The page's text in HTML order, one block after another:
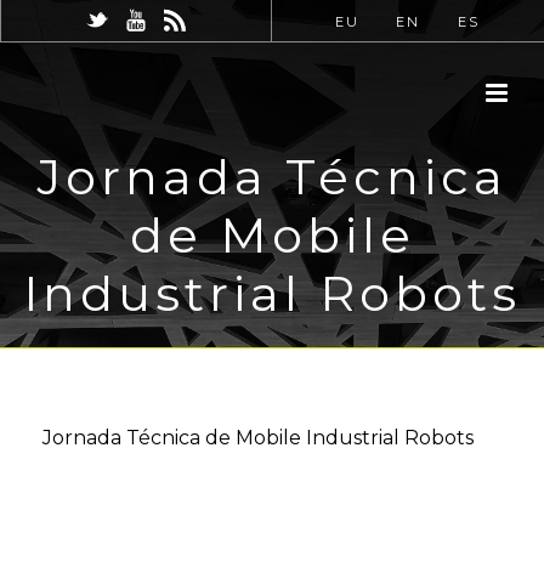
EU EN ES
Jornada Técnica
de Mobile
Industrial Robots
Jornada Técnica de Mobile Industrial Robots